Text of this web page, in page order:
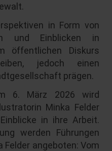
in Form von
und Einblicken in
öffentlichen Diskurs
jedoch einen
prägen.
6. März 2026 wird
Minka Felder
in ihre Arbeit.
werden Führungen
Felder angeboten: Vom